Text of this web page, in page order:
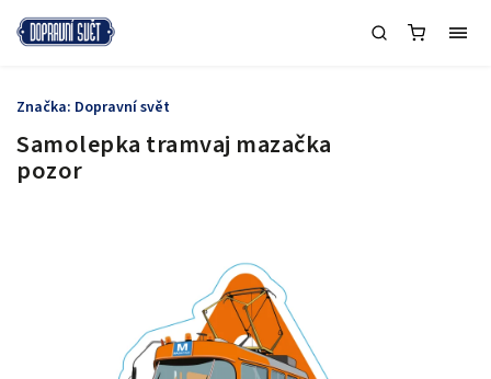
Samolepka tramvaj mazačka
pozor
Značka: Dopravní svět